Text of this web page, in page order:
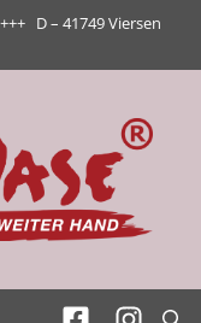
D – 41749 Viersen